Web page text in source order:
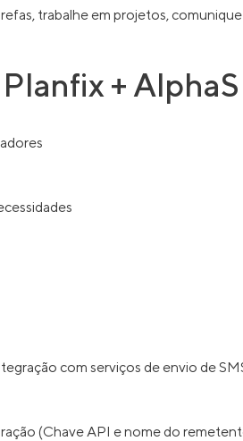
trabalhe em projetos,
+
com serviços de envio de
(Chave API e nome do